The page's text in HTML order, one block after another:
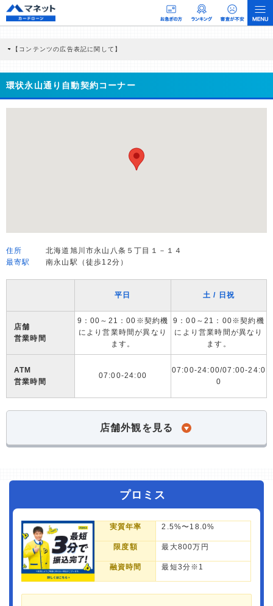
【コンテンツの広告表記に関して】
商品を根拠なくPRするものではなく、当編集部の調査／ユーザーへの口コミ収集な
どに基づき、公平性を担保した情報提供を行っています。
>提携企業一覧
環状永山通り自動契約コーナー
住所
北海道旭川市永山八条５丁目１－１４
最寄駅
南永山駅（徒歩12分）
平日 土 / 日祝
店舗
営業時間
9：00～21：00※契約機
により営業時間が異なり
ます。
9：00～21：00※契約機
により営業時間が異なり
ます。
ATM
営業時間
07:00-24:00
07:00-24:00/07:00-24:0
0
店舗外観を見る
プロミス
実質年率 2.5%〜18.0%
限度額 最大800万円
融資時間 最短3分※1